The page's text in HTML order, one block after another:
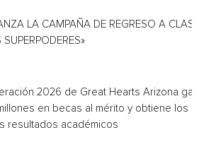
LA CAMPAÑA DE REGRESO A
SUPERPODERES»
2026 de Great Hearts Arizona
en becas al mérito y obtiene los
resultados académicos